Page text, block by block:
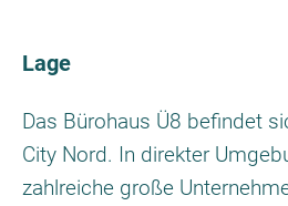
Lage
Das Bürohaus Ü8 befindet
City Nord. In direkter
zahlreiche große